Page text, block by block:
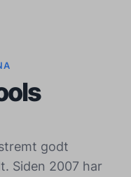
godt
Siden 2007 har